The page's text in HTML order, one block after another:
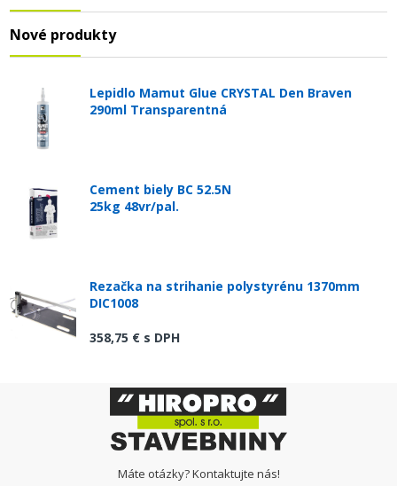
Nové produkty
Lepidlo Mamut Glue CRYSTAL Den Braven
290ml Transparentná
Cement biely BC 52.5N
25kg 48vr/pal.
Rezačka na strihanie polystyrénu 1370mm
DIC1008
358,75 € s DPH
Máte otázky? Kontaktujte nás!